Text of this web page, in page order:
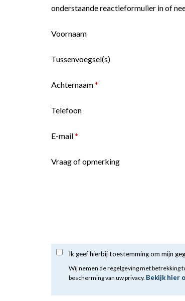
onderstaande reactieformulier in of
Voornaam
Tussenvoegsel(s)
Achternaam *
Telefoon
E-mail *
Vraag of opmerking
Ik geef hierbij toestemming om mijn
Wij nemen de regelgeving met betrekking
bescherming van uw privacy. Bekijk hier